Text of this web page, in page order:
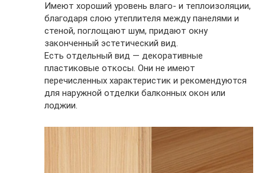
Имеют хороший уровень влаго- и теплоизоляции,
благодаря слою утеплителя между панелями и
стеной, поглощают шум, придают окну
законченный эстетический вид.
Есть отдельный вид — декоративные
пластиковые откосы. Они не имеют
перечисленных характеристик и рекомендуются
для наружной отделки балконных окон или
лоджии.